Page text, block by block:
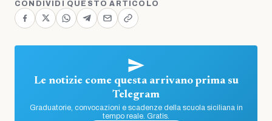
CONDIVIDI QUESTO ARTICOLO
Le notizie come questa arrivano prima su
Telegram
Graduatorie, convocazioni e scadenze della scuola siciliana in
tempo reale. Gratis.